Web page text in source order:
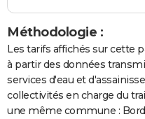
Méthodologie :
Les tarifs affichés sur cette
à partir des données
services d'eau et
collectivités en charge du
une même commune :